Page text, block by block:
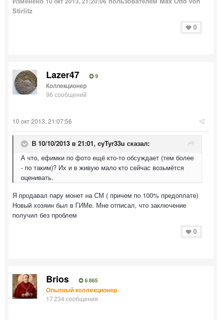
Stirlitz
0
Lazer47 9
Коллекционер
96 сообщений
10 окт 2013, 21:07:56
В 10/10/2013 в 21:01, cyTyr33u сказал:
А что, ефимки по фото ещё кто-то обсуждает (тем более
- по таким)? Их и в живую мало кто сейчас возьмётся
оценивать.
Я продавал пару монет на СМ ( причем по 100% предоплате)
Новый хозяин был в ГИМе. Мне отписал, что заключение
получил без проблем
0
Brios 6 865
Опытный коллекционер
17 234 сообщения